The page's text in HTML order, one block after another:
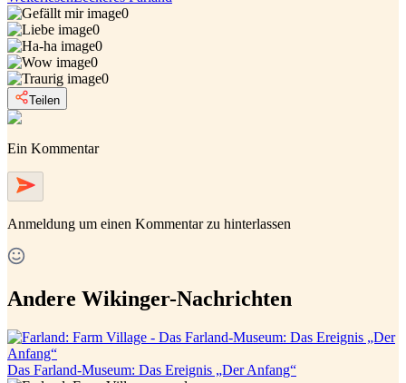
0
0
0
0
0
Teilen
Ein Kommentar
Anmeldung um einen Kommentar zu hinterlassen
Andere Wikinger-Nachrichten
Das Farland-Museum: Das Ereignis „Der Anfang“